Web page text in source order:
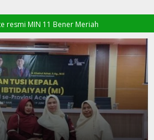
11 Bener Meriah